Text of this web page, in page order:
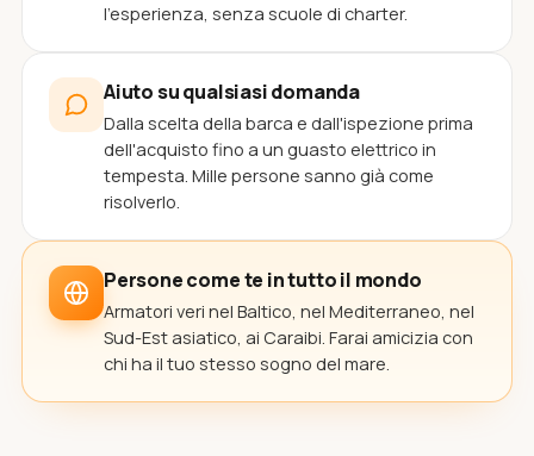
l'esperienza, senza scuole di charter.
Aiuto su qualsiasi domanda
Dalla scelta della barca e dall'ispezione prima
dell'acquisto fino a un guasto elettrico in
tempesta. Mille persone sanno già come
risolverlo.
Persone come te in tutto il mondo
Armatori veri nel Baltico, nel Mediterraneo, nel
Sud-Est asiatico, ai Caraibi. Farai amicizia con
chi ha il tuo stesso sogno del mare.